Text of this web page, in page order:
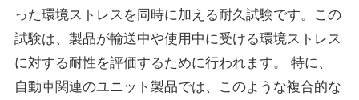
った環境ストレスを同時に加える耐久試験です。この
試験は、製品が輸送中や使用中に受ける環境ストレス
に対する耐性を評価するために行われます。 特に、
自動車関連のユニット製品では、このような複合的な